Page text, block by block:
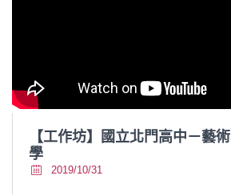
【工作坊】國立北門高中－藝
學
2019/10/31